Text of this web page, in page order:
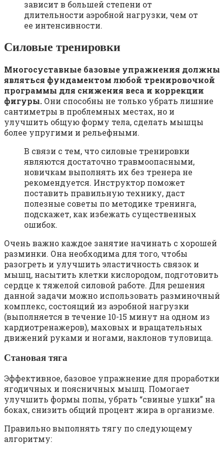
зависит в большей степени от
длительности аэробной нагрузки, чем от
ее интенсивности.
Силовые тренировки
Многосуставные базовые упражнения должны
являться фундаментом любой тренировочной
программы для снижения веса и коррекции
фигуры. Они способны не только убрать лишние
сантиметры в проблемных местах, но и
улучшить общую форму тела, сделать мышцы
более упругими и рельефными.
В связи с тем, что силовые тренировки
являются достаточно травмоопасными,
новичкам выполнять их без тренера не
рекомендуется. Инструктор поможет
поставить правильную технику, даст
полезные советы по методике тренинга,
подскажет, как избежать существенных
ошибок.
Очень важно каждое занятие начинать с хорошей
разминки. Она необходима для того, чтобы
разогреть и улучшить эластичность связок и
мышц, насытить клетки кислородом, подготовить
сердце к тяжелой силовой работе. Для решения
данной задачи можно использовать разминочный
комплекс, состоящий из аэробной нагрузки
(выполняется в течение 10-15 минут на одном из
кардиотренажеров), маховых и вращательных
движений руками и ногами, наклонов туловища.
Становая тяга
Эффективное, базовое упражнение для проработки
ягодичных и поясничных мышц. Помогает
улучшить формы попы, убрать “свиные ушки” на
боках, снизить общий процент жира в организме.
Правильно выполнять тягу по следующему
алгоритму: